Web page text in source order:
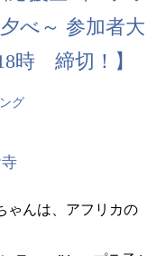
べ～ 参加者大
時 締切！】
グ
ゃんは、アフリカの